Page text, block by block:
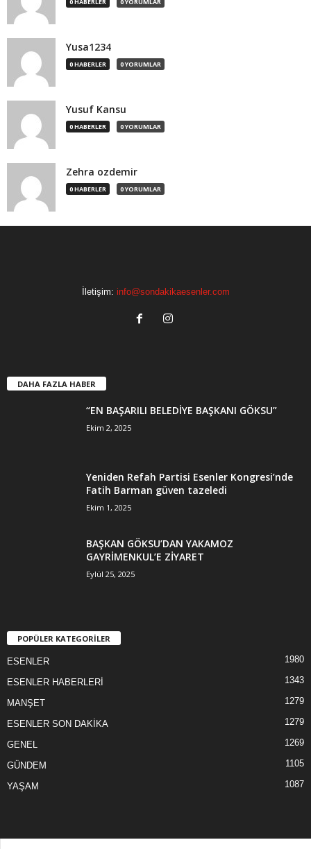
Yusa1234
0 HABERLER 0 YORUMLAR
Yusuf Kansu
0 HABERLER 0 YORUMLAR
Zehra ozdemir
0 HABERLER 0 YORUMLAR
İletişim: info@sondakikaesenler.com
DAHA FAZLA HABER
“EN BAŞARILI BELEDİYE BAŞKANI GÖKSU”
Ekim 2, 2025
Yeniden Refah Partisi Esenler Kongresi’nde
Fatih Barman güven tazeledi
Ekim 1, 2025
BAŞKAN GÖKSU’DAN YAKAMOZ
GAYRİMENKUL’E ZİYARET
Eylül 25, 2025
POPÜLER KATEGORİLER
ESENLER 1980
ESENLER HABERLERİ 1343
MANŞET 1279
ESENLER SON DAKİKA 1279
GENEL 1269
GÜNDEM 1105
YAŞAM 1087